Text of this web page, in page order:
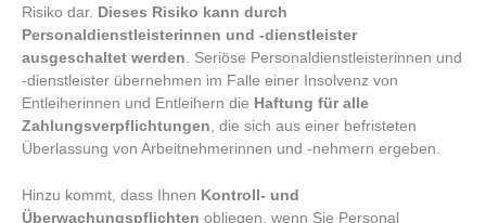
Risiko dar. Dieses Risiko kann durch
Personaldienstleisterinnen und -dienstleister
ausgeschaltet werden. Seriöse Personaldienstleisterinnen und
-dienstleister übernehmen im Falle einer Insolvenz von
Entleiherinnen und Entleihern die Haftung für alle
Zahlungsverpflichtungen, die sich aus einer befristeten
Überlassung von Arbeitnehmerinnen und -nehmern ergeben.
Hinzu kommt, dass Ihnen Kontroll- und
Überwachungspflichten obliegen, wenn Sie Personal